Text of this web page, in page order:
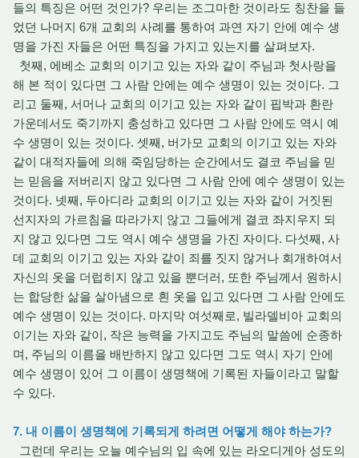
들의 특징은 어떤 것인가? 우리는 조그마한 것이라도 칭찬을 들
었던 나머지 6개 교회의 사례를 통하여 과연 자기 안에 예수 생
명을 가진 자들은 어떤 특징을 가지고 있는지를 살펴보자.
첫째, 에베소 교회의 이기고 있는 자와 같이 주님과 첫사랑을
해 본 적이 있다면 그 사람 안에는 예수 생명이 있는 것이다. 그
리고 둘째, 서머나 교회의 이기고 있는 자와 같이 핍박과 환란
가운데서도 죽기까지 충성하고 있다면 그 사람 안에도 역시 예
수 생명이 있는 것이다. 셋째, 버가모 교회의 이기고 있는 자와
같이 대적자들에 의해 죽임당하는 순간에서도 결코 주님을 믿
는 믿음을 저버리지 않고 있다면 그 사람 안에 예수 생명이 있는
것이다. 넷째, 두아디라 교회의 이기고 있는 자와 같이 거짓된
선지자의 가르침을 따라가지 않고 그들에게 결코 좌지우지 되
지 않고 있다면 그도 역시 예수 생명을 가진 자이다. 다섯째, 사
데 교회의 이기고 있는 자와 같이 죄를 짓지 않거나 회개하여서
자신의 옷을 더럽히지 않고 있을 뿐더러, 또한 주님께서 원하시
는 합당한 삶을 살아냄으로 흰 옷을 입고 있다면 그 사람 안에도
예수 생명이 있는 것이다. 마지막 여섯째로, 빌라델비아 교회의
이기는 자와 같이, 작은 능력을 가지고도 주님의 말씀에 순종하
며, 주님의 이름을 배반하지 않고 있다면 그도 역시 자기 안에
예수 생명이 있어 그 이름이 생명책에 기록된 자들이라고 말할
수 있다.
7. 내 이름이 생명책에 기록되게 하려면 어떻게 해야 하는가?
그런데 우리는 오늘 예수님의 입 속에 있는 라오디게아 성도의